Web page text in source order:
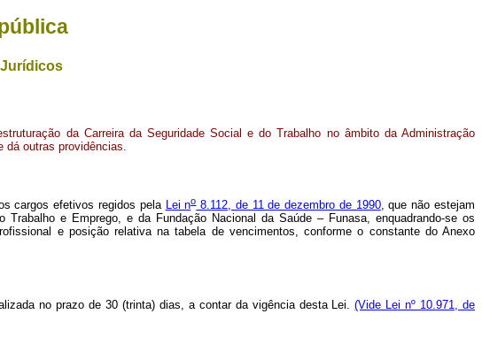
da Carreira da Seguridade Social e do Trabalho no âmbito da Administração
dá outras providências.
cargos efetivos regidos pela Lei no8.112, de 11 de dezembro de 1990, que não estejam
e Emprego, e da Fundação Nacional da Saúde – Funasa, enquadrando-se os
e posição relativa na tabela de vencimentos, conforme o constante do Anexo
no prazo de 30 (trinta) dias, a contar da vigência desta Lei.(Vide Lei nº 10.971, de